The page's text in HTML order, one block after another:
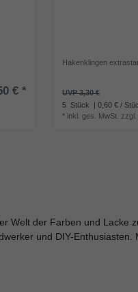
€ *
Hakenklingen
UVP 3,30 €
5 Stück
| 0,60 € /
* inkl. ges. MwSt.
Welt der Farben und Lacke
und DIY-